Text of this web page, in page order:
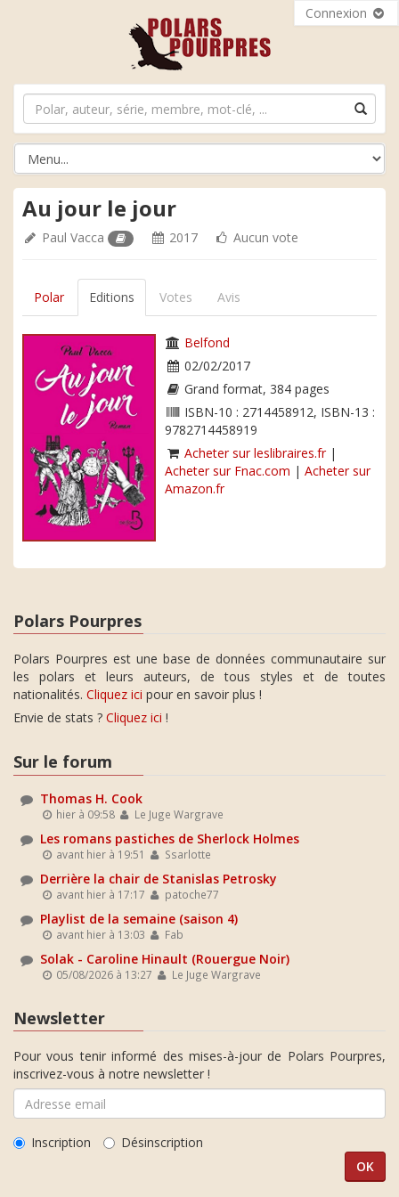
Connexion
Au jour le jour
Paul Vacca 2017 Aucun vote
Polar Editions Votes Avis
Belfond
02/02/2017
Grand format, 384 pages
ISBN-10 : 2714458912, ISBN-13 :
9782714458919
Acheter sur leslibraires.fr|
Acheter sur Fnac.com | Acheter sur
Amazon.fr
Polars Pourpres
Polars Pourpres est une base de données communautaire sur
les polars et leurs auteurs, de tous styles et de toutes
nationalités. Cliquez ici pour en savoir plus !
Envie de stats ? Cliquez ici !
Sur le forum
Thomas H. Cook
hier à 09:58 Le Juge Wargrave
Les romans pastiches de Sherlock Holmes
avant hier à 19:51 Ssarlotte
Derrière la chair de Stanislas Petrosky
avant hier à 17:17 patoche77
Playlist de la semaine (saison 4)
avant hier à 13:03 Fab
Solak - Caroline Hinault (Rouergue Noir)
05/08/2026 à 13:27 Le Juge Wargrave
Newsletter
Pour vous tenir informé des mises-à-jour de Polars Pourpres,
inscrivez-vous à notre newsletter !
Inscription Désinscription